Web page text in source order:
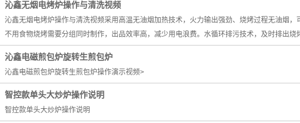
电磁煲汤炉
电磁煎炸炉
电磁煲仔炉
智厨系列
沁鑫无烟电烤炉操作与清洗视频
沁鑫无烟电烤炉操作与清洗视频采用高温无油烟加热技术，火力输出强劲、烧烤过程无油烟
不用食物烧烤需要分组同时制作，出品效率高，减少用电浪费。水循环排污技术，及时排出烧
沁鑫电磁煎包炉旋转生煎包炉
沁鑫电磁煎包炉旋转生煎包炉操作演示视频>
智控款单头大炒炉操作说明
智控款单头大炒炉操作说明